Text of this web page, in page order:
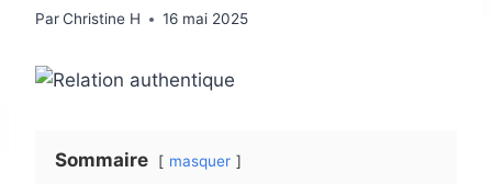
ParChristine H 16 mai 2025
Sommaire masquer